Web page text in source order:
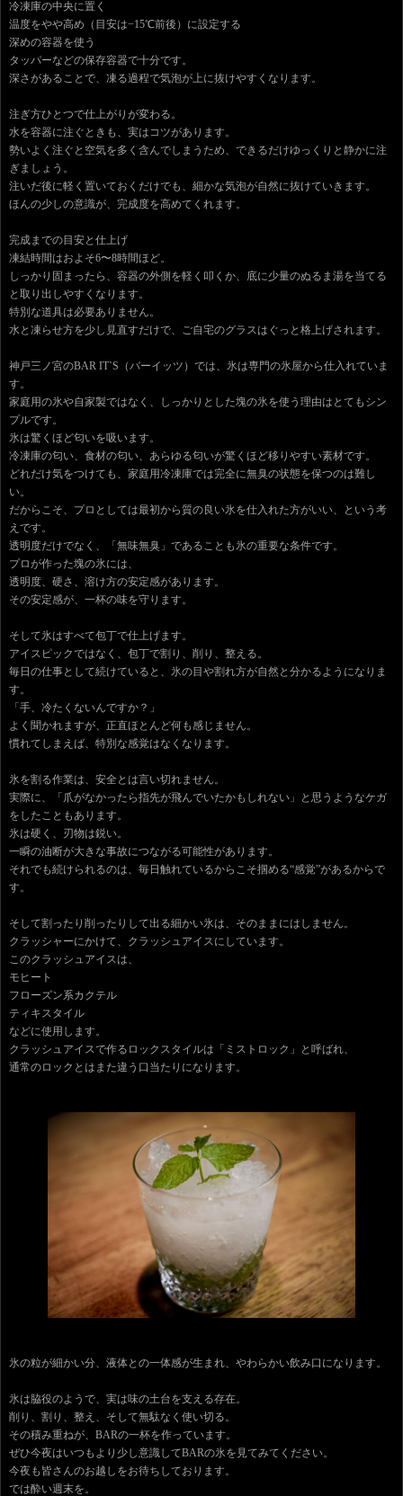
冷凍庫の中央に置く
温度をやや高め（目安は−15℃前後）に設定する
深めの容器を使う
タッパーなどの保存容器で十分です。
深さがあることで、凍る過程で気泡が上に抜けやすくなります。
注ぎ方ひとつで仕上がりが変わる。
水を容器に注ぐときも、実はコツがあります。
勢いよく注ぐと空気を多く含んでしまうため、できるだけゆっくりと静かに注
ぎましょう。
注いだ後に軽く置いておくだけでも、細かな気泡が自然に抜けていきます。
ほんの少しの意識が、完成度を高めてくれます。
完成までの目安と仕上げ
凍結時間はおよそ6〜8時間ほど。
しっかり固まったら、容器の外側を軽く叩くか、底に少量のぬるま湯を当てる
と取り出しやすくなります。
特別な道具は必要ありません。
水と凍らせ方を少し見直すだけで、ご自宅のグラスはぐっと格上げされます。
神戸三ノ宮のBAR IT`S（バーイッツ）では、氷は専門の氷屋から仕入れていま
す。
家庭用の氷や自家製ではなく、しっかりとした塊の氷を使う理由はとてもシン
プルです。
氷は驚くほど匂いを吸います。
冷凍庫の匂い、食材の匂い、あらゆる匂いが驚くほど移りやすい素材です。
どれだけ気をつけても、家庭用冷凍庫では完全に無臭の状態を保つのは難し
い。
だからこそ、プロとしては最初から質の良い氷を仕入れた方がいい、という考
えです。
透明度だけでなく、「無味無臭」であることも氷の重要な条件です。
プロが作った塊の氷には、
透明度、硬さ、溶け方の安定感があります。
その安定感が、一杯の味を守ります。
そして氷はすべて包丁で仕上げます。
アイスピックではなく、包丁で割り、削り、整える。
毎日の仕事として続けていると、氷の目や割れ方が自然と分かるようになりま
す。
「手、冷たくないんですか？」
よく聞かれますが、正直ほとんど何も感じません。
慣れてしまえば、特別な感覚はなくなります。
氷を割る作業は、安全とは言い切れません。
実際に、「爪がなかったら指先が飛んでいたかもしれない」と思うようなケガ
をしたこともあります。
氷は硬く、刃物は鋭い。
一瞬の油断が大きな事故につながる可能性があります。
それでも続けられるのは、毎日触れているからこそ掴める“感覚”があるからで
す。
そして割ったり削ったりして出る細かい氷は、そのままにはしません。
クラッシャーにかけて、クラッシュアイスにしています。
このクラッシュアイスは、
モヒート
フローズン系カクテル
ティキスタイル
などに使用します。
クラッシュアイスで作るロックスタイルは「ミストロック」と呼ばれ、
通常のロックとはまた違う口当たりになります。
氷の粒が細かい分、液体との一体感が生まれ、やわらかい飲み口になります。
氷は脇役のようで、実は味の土台を支える存在。
削り、割り、整え、そして無駄なく使い切る。
その積み重ねが、BARの一杯を作っています。
ぜひ今夜はいつもより少し意識してBARの氷を見てみてください。
今夜も皆さんのお越しをお待ちしております。
では酔い週末を。